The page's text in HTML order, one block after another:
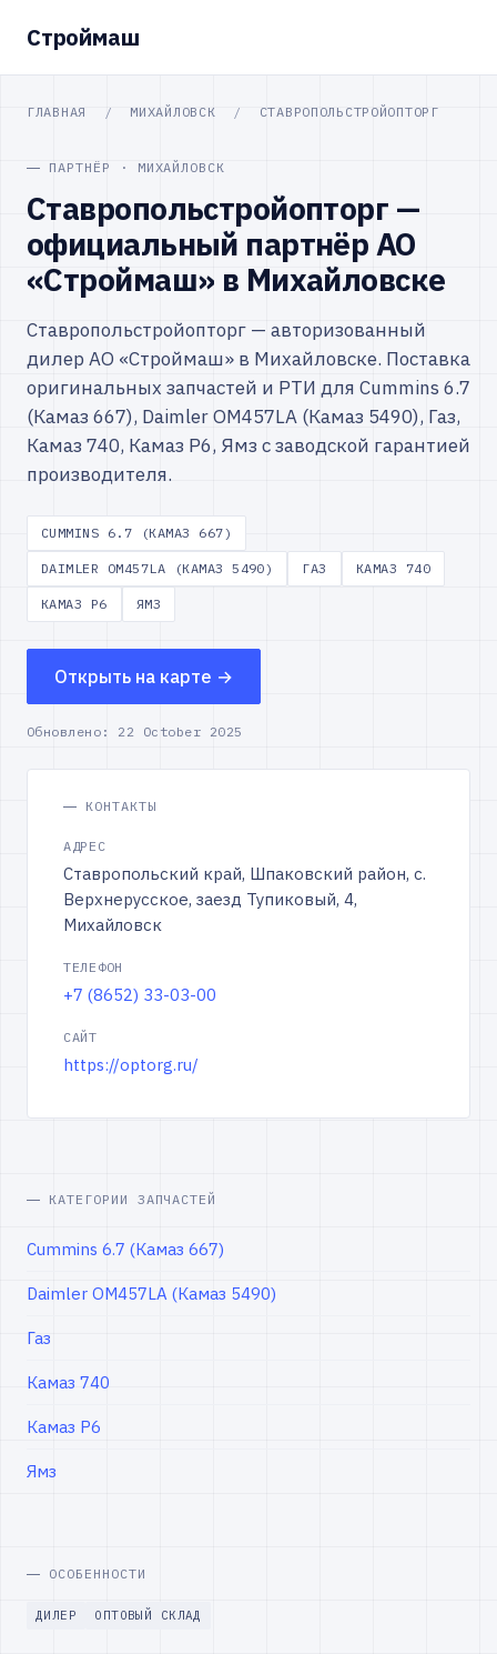
Строймаш
ГЛАВНАЯ / МИХАЙЛОВСК / СТАВРОПОЛЬСТРОЙОПТОРГ
ПАРТНЁР · МИХАЙЛОВСК
Ставропольстройопторг —
официальный партнёр АО
«Строймаш» в Михайловске
Ставропольстройопторг — авторизованный
дилер АО «Строймаш» в Михайловске. Поставка
оригинальных запчастей и РТИ для Cummins 6.7
(Камаз 667), Daimler OM457LA (Камаз 5490), Газ,
Камаз 740, Камаз Р6, Ямз с заводской гарантией
производителя.
CUMMINS 6.7 (КАМАЗ 667)
DAIMLER OM457LA (КАМАЗ 5490) ГАЗ КАМАЗ 740
КАМАЗ Р6 ЯМЗ
Открыть на карте →
Обновлено: 22 October 2025
КОНТАКТЫ
АДРЕС
Ставропольский край, Шпаковский район, с.
Верхнерусское, заезд Тупиковый, 4,
Михайловск
ТЕЛЕФОН
+7 (8652) 33-03-00
САЙТ
https://optorg.ru/
КАТЕГОРИИ ЗАПЧАСТЕЙ
Cummins 6.7 (Камаз 667)
Daimler OM457LA (Камаз 5490)
Газ
Камаз 740
Камаз Р6
Ямз
ОСОБЕННОСТИ
ДИЛЕР ОПТОВЫЙ СКЛАД